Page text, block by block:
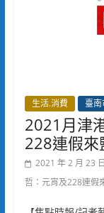
生活.消費 臺南
2021月津
228連假來
2021 年 2 月 23 日
哲：元宵及228連假